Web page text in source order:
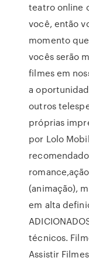
teatro online
você, então
momento
vocês serão
filmes em
a
outros
próprias
por Lolo
(animação),
em alta
técnicos.
Assistir